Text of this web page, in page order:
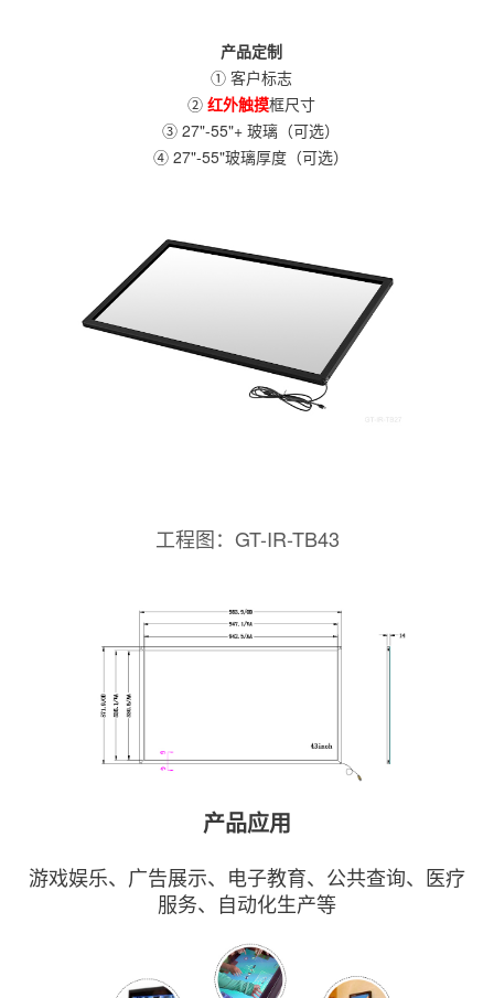
产品定制
① 客户标志
② 红外触摸框尺寸
③ 27"-55"+ 玻璃（可选）
④ 27"-55"玻璃厚度（可选）
工程图：GT-IR-TB43
产品应用
游戏娱乐、广告展示、电子教育、公共查询、医疗
服务、自动化生产等